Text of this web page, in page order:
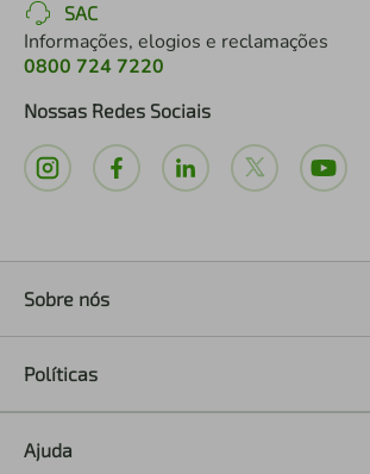
SAC
Informações, elogios e reclamações
0800 724 7220
Nossas Redes Sociais
Sobre nós
Políticas
Ajuda